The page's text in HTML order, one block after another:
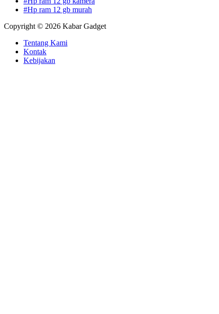
#Hp ram 12 gb murah
Copyright © 2026 Kabar Gadget
Tentang Kami
Kontak
Kebijakan